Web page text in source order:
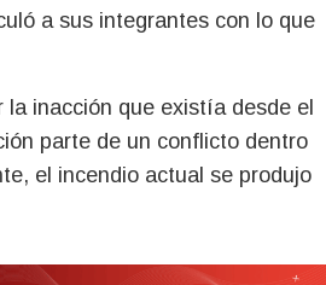
a sus integrantes con lo que
inacción que existía desde el
parte de un conflicto dentro
el incendio actual se produjo